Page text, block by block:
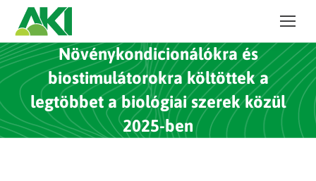
Növénykondicionálókra és
biostimulátorokra költöttek a
legtöbbet a biológiai szerek közül
2025-ben